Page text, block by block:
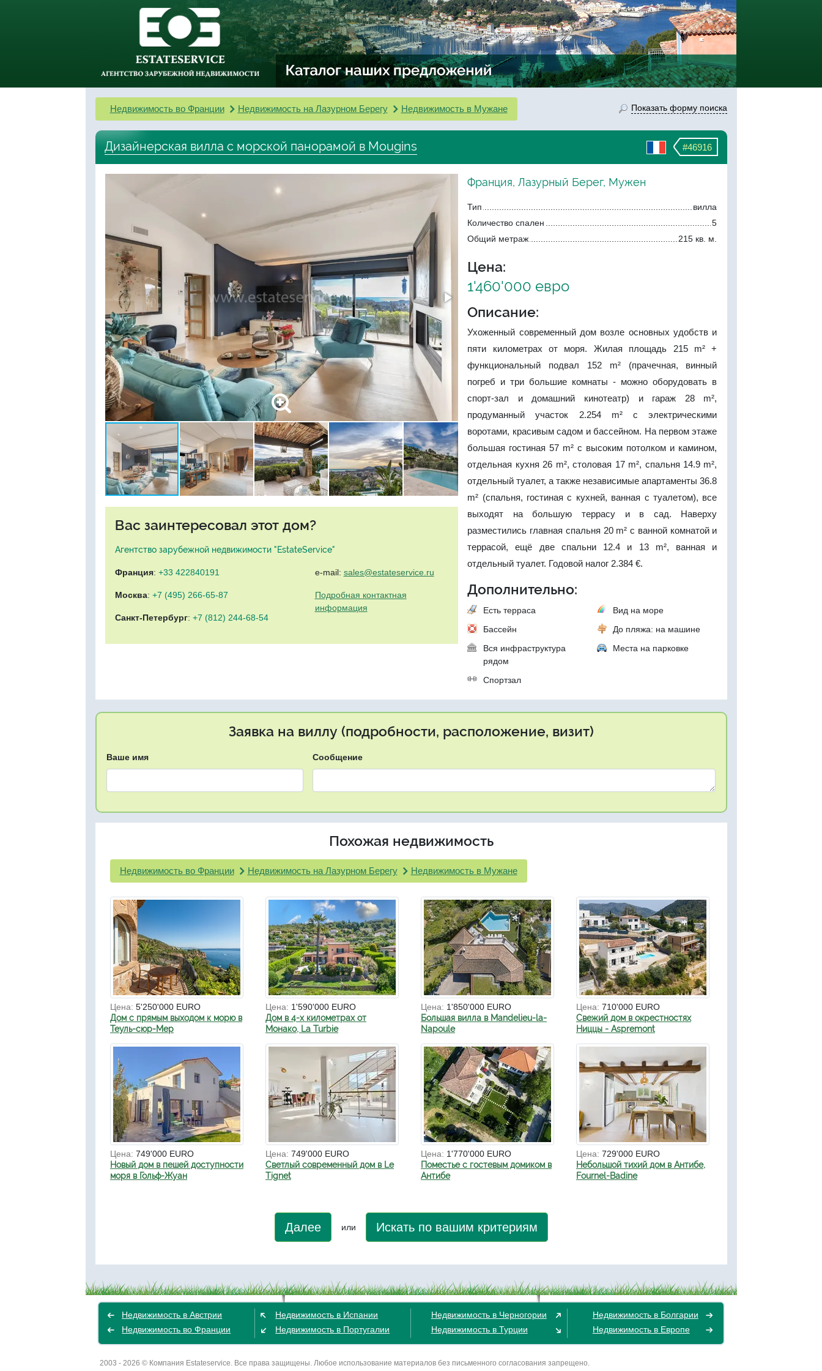
Недвижимость во Франции Недвижимость на Лазурном Берегу Недвижимость в Мужане Показать форму поиска
#46916
Дизайнерская вилла с морской панорамой в Mougins
Вас заинтересовал этот дом?
Агентство зарубежной недвижимости "EstateService"
Франция: +33 422840191
Москва: +7 (495) 266-65-87
Санкт-Петербург: +7 (812) 244-68-54
e-mail: sales@estateservice.ru
Подробная контактная
информация
Франция, Лазурный Берег, Мужен
Тип
вилла
Количество спален
5
Общий метраж
215 кв. м.
Цена:
1'460'000 евро
Описание:
Ухоженный современный дом возле основных удобств и
пяти километрах от моря. Жилая площадь 215 m² +
функциональный подвал 152 m² (прачечная, винный
погреб и три большие комнаты - можно оборудовать в
спорт-зал и домашний кинотеатр) и гараж 28 m²,
продуманный участок 2.254 m² с электрическими
воротами, красивым садом и бассейном. На первом этаже
большая гостиная 57 m² с высоким потолком и камином,
отдельная кухня 26 m², столовая 17 m², спальня 14.9 m²,
отдельный туалет, а также независимые апартаменты 36.8
m² (спальня, гостиная с кухней, ванная с туалетом), все
выходят на большую террасу и в сад. Наверху
разместились главная спальня 20 m² с ванной комнатой и
террасой, ещё две спальни 12.4 и 13 m², ванная и
отдельный туалет. Годовой налог 2.384 €.
Дополнительно:
Есть терраса
Вид на море
Бассейн
До пляжа: на машине
Вся инфраструктура
рядом
Места на парковке
Спортзал
Заявка на виллу (подробности, расположение, визит)
Ваше имя Сообщение
Похожая недвижимость
Недвижимость во Франции Недвижимость на Лазурном Берегу Недвижимость в Мужане
Цена: 5'250'000 EURO
Дом с прямым выходом к морю в
Теуль-сюр-Мер
Цена: 1'590'000 EURO
Дом в 4-х километрах от
Монако, La Turbie
Цена: 1'850'000 EURO
Большая вилла в Mandelieu-la-
Napoule
Цена: 710'000 EURO
Свежий дом в окрестностях
Ниццы - Aspremont
Цена: 749'000 EURO
Новый дом в пешей доступности
моря в Гольф-Жуан
Цена: 749'000 EURO
Светлый современный дом в Le
Tignet
Цена: 1'770'000 EURO
Поместье с гостевым домиком в
Антибе
Цена: 729'000 EURO
Небольшой тихий дом в Антибе,
Fournel-Badine
Далее или Искать по вашим критериям
Недвижимость в Австрии
Недвижимость во Франции
Недвижимость в Испании
Недвижимость в Португалии
Недвижимость в Черногории
Недвижимость в Турции
Недвижимость в Болгарии
Недвижимость в Европе
2003 - 2026 © Компания Estateservice. Все права защищены. Любое использование материалов без письменного согласования запрещено.